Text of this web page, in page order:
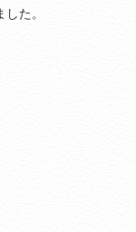
た。